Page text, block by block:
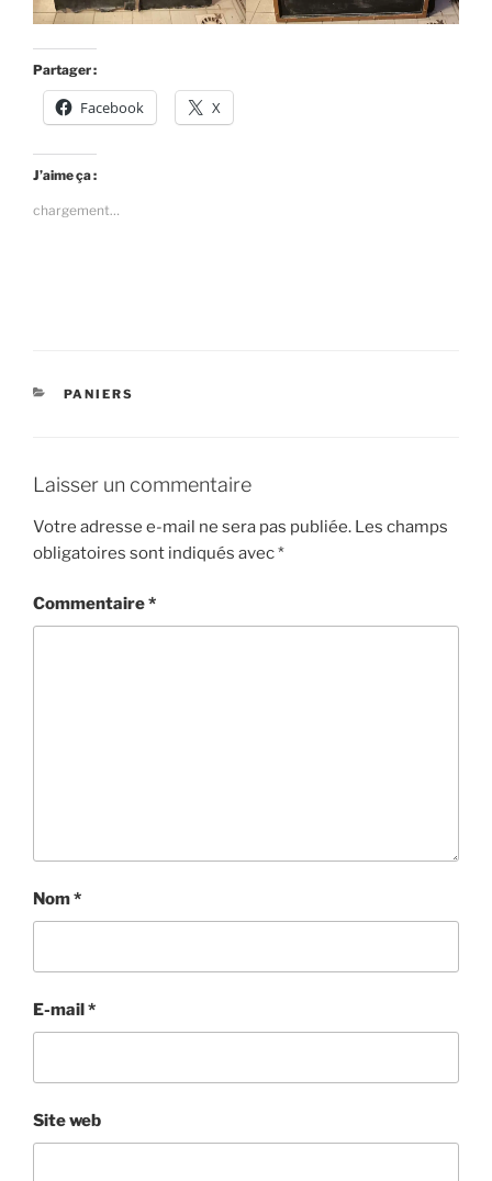
Partager :
Facebook X
J’aime ça :
chargement…
CATÉGORIES
PANIERS
Laisser un commentaire
Votre adresse e-mail ne sera pas publiée. Les champs
obligatoires sont indiqués avec*
Commentaire*
Nom*
E-mail *
Site web